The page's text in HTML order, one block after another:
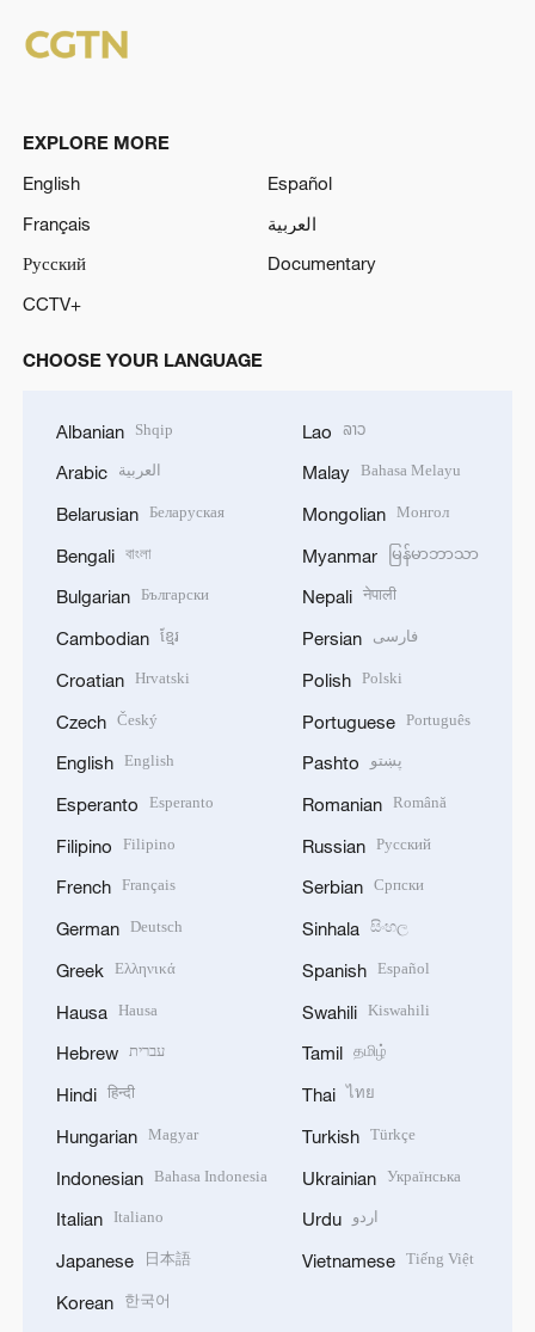
EXPLORE MORE
English
Español
Français
العربية
Русский
Documentary
CCTV+
CHOOSE YOUR LANGUAGE
Albanian Shqip
Arabic العربية
Belarusian Беларуская
Bengali বাংলা
Bulgarian Български
Cambodian ខ្មែរ
Croatian Hrvatski
Czech Český
English English
Esperanto Esperanto
Filipino Filipino
French Français
German Deutsch
Greek Ελληνικά
Hausa Hausa
Hebrew עברית
Hindi हिन्दी
Hungarian Magyar
Indonesian Bahasa Indonesia
Italian Italiano
Japanese 日本語
Korean 한국어
Lao ລາວ
Malay Bahasa Melayu
Mongolian Монгол
Myanmar မြန်မာဘာသာ
Nepali नेपाली
Persian فارسی
Polish Polski
Portuguese Português
Pashto پښتو
Romanian Română
Russian Русский
Serbian Српски
Sinhala සිංහල
Spanish Español
Swahili Kiswahili
Tamil தமிழ்
Thai ไทย
Turkish Türkçe
Ukrainian Українська
Urdu اردو
Vietnamese Tiếng Việt